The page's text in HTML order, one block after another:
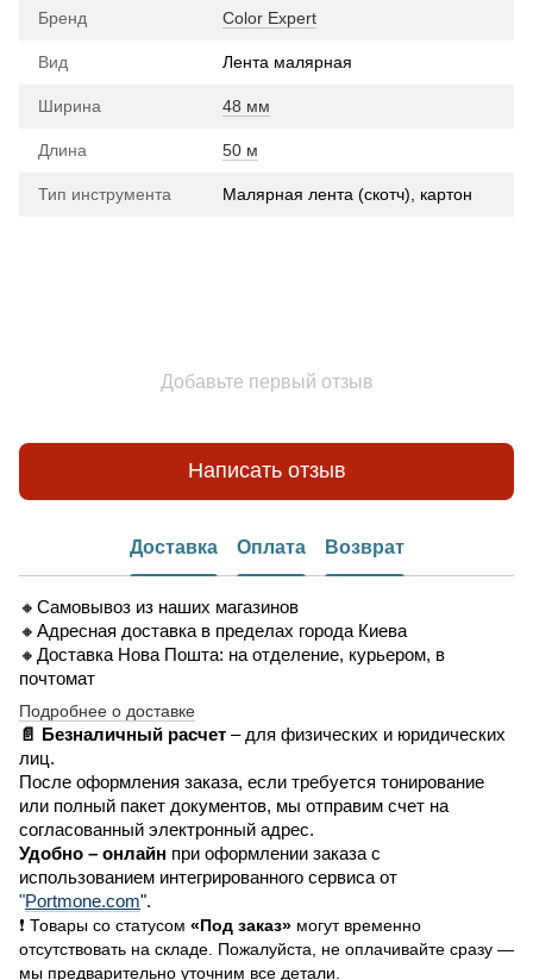
Бренд Color Expert
Вид Лента малярная
Ширина 48 мм
Длина 50 м
Тип инструмента Малярная лента (скотч), картон
Добавьте первый отзыв
Написать отзыв
Доставка Оплата Возврат
🔸Самовывоз из наших магазинов
🔸Адресная доставка в пределах города Киева
🔸Доставка Нова Пошта: на отделение, курьером, в
почтомат
Подробнее о доставке
📄 Безналичный расчет – для физических и юридических
лиц.
После оформления заказа, если требуется тонирование
или полный пакет документов, мы отправим счет на
согласованный электронный адрес.
Удобно – онлайн при оформлении заказа с
использованием интегрированного сервиса от
"Portmone.com".
❗ Товары со статусом «Под заказ» могут временно
отсутствовать на складе. Пожалуйста, не оплачивайте сразу —
мы предварительно уточним все детали.